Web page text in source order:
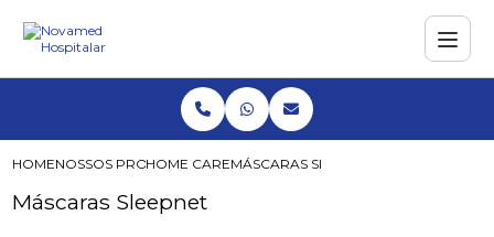
HOMENOSSOS PRODUTOS
HOME CAREMÁSCARAS SLEEPNET
Máscaras Sleepnet